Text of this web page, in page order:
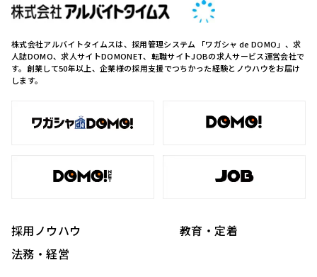
株式会社アルバイトタイムスは、採用管理システム 「ワガシャ de DOMO」、求
人誌DOMO、求人サイトDOMONET、転職サイトJOBの求人サービス運営会社で
す。創業して50年以上、企業様の採用支援でつちかった経験とノウハウをお届け
します。
採用ノウハウ
教育・定着
法務・経営